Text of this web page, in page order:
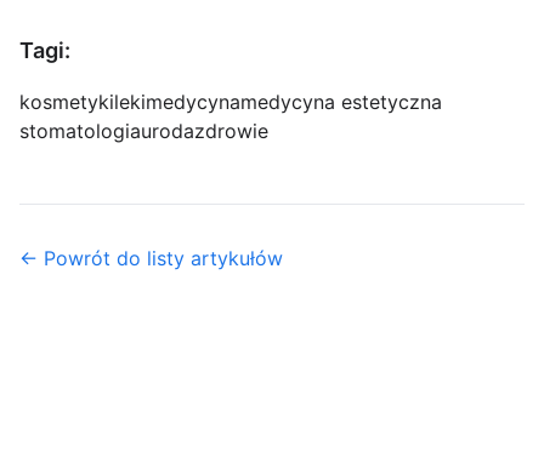
Tagi:
kosmetykilekimedycynamedycyna estetyczna
stomatologiaurodazdrowie
← Powrót do listy artykułów